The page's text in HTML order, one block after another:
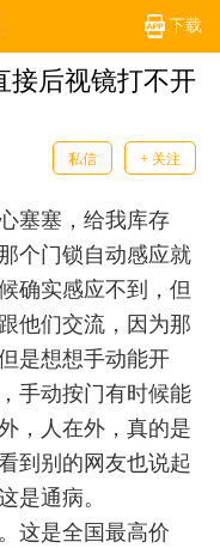
下载
接后视镜打不开
私信 + 关注
塞塞，给我库存
个门锁自动感应就
确实感应不到，但
他们交流，因为那
是想想手动能开
手动按门有时候能
，人在外，真的是
到别的网友也说起
是通病。
这是全国最高价